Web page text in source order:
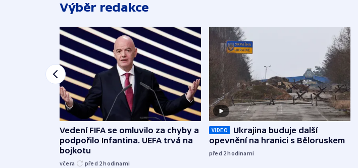
Výběr redakce
Vedení FIFA se omluvilo za chyby a
podpořilo Infantina. UEFA trvá na
bojkotu
včera před 2hodinami
VIDEO
Ukrajina buduje další
opevnění na hranici s Běloruskem
před 2hodinami